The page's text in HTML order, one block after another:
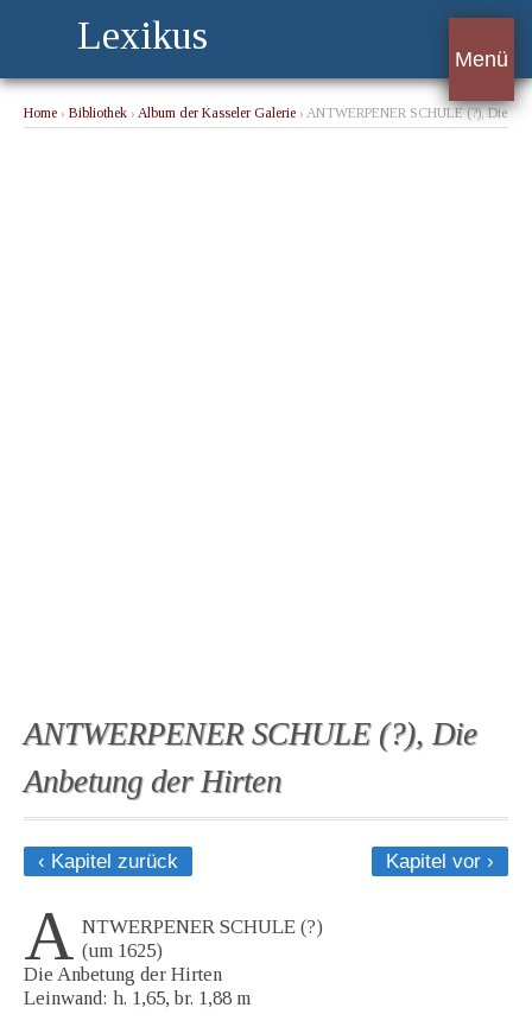
Lexikus
Menü
Home › Bibliothek › Album der Kasseler Galerie › ANTWERPENER SCHULE (?), Die
ANTWERPENER SCHULE (?), Die
Anbetung der Hirten
‹ Kapitel zurück Kapitel vor ›
A NTWERPENER SCHULE (?)
(um 1625)
Die Anbetung der Hirten
Leinwand: h. 1,65, br. 1,88 m